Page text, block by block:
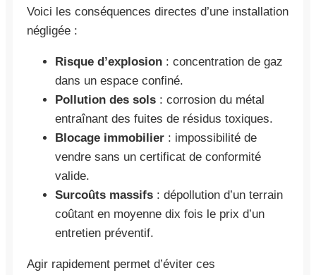
Voici les conséquences directes d’une installation
négligée :
Risque d’explosion : concentration de gaz
dans un espace confiné.
Pollution des sols : corrosion du métal
entraînant des fuites de résidus toxiques.
Blocage immobilier : impossibilité de
vendre sans un certificat de conformité
valide.
Surcoûts massifs : dépollution d’un terrain
coûtant en moyenne dix fois le prix d’un
entretien préventif.
Agir rapidement permet d’éviter ces